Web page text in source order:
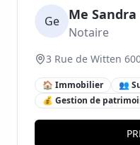
Ge Me
Notaire
3 Rue de Witten
🏠 Immobilier 👥
💰 Gestion de